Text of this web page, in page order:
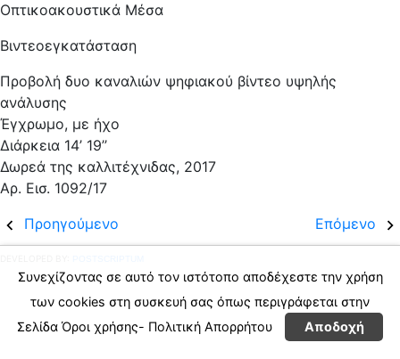
Οπτικοακουστικά Μέσα
Βιντεοεγκατάσταση
Προβολή δυο καναλιών ψηφιακού βίντεο υψηλής
ανάλυσης
Έγχρωμο, με ήχο
Διάρκεια 14’ 19’’
Δωρεά της καλλιτέχνιδας, 2017
Αρ. Εισ. 1092/17
Προηγούμενο
Επόμενο
Συνεχίζοντας σε αυτό τον ιστότοπο αποδέχεστε την χρήση
των cookies στη συσκευή σας όπως περιγράφεται στην
Σελίδα Όροι χρήσης- Πολιτική Απορρήτου Αποδοχή